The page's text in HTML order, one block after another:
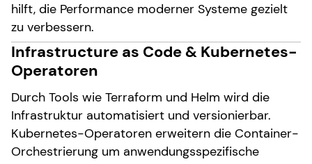
hilft, die Performance moderner Systeme gezielt
zu verbessern.
Infrastructure as Code & Kubernetes-
Operatoren
Durch Tools wie Terraform und Helm wird die
Infrastruktur automatisiert und versionierbar.
Kubernetes-Operatoren erweitern die Container-
Orchestrierung um anwendungsspezifische